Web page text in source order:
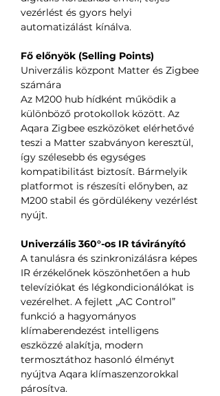
vezérlést és gyors helyi
automatizálást kínálva.
Fő előnyök (Selling Points)
Univerzális központ Matter és Zigbee
számára
Az M200 hub hídként működik a
különböző protokollok között. Az
Aqara Zigbee eszközöket elérhetővé
teszi a Matter szabványon keresztül,
így szélesebb és egységes
kompatibilitást biztosít. Bármelyik
platformot is részesíti előnyben, az
M200 stabil és gördülékeny vezérlést
nyújt.
Univerzális 360°-os IR távirányító
A tanulásra és szinkronizálásra képes
IR érzékelőnek köszönhetően a hub
televíziókat és légkondicionálókat is
vezérelhet. A fejlett „AC Control”
funkció a hagyományos
klímaberendezést intelligens
eszközzé alakítja, modern
termosztáthoz hasonló élményt
nyújtva Aqara klímaszenzorokkal
párosítva.